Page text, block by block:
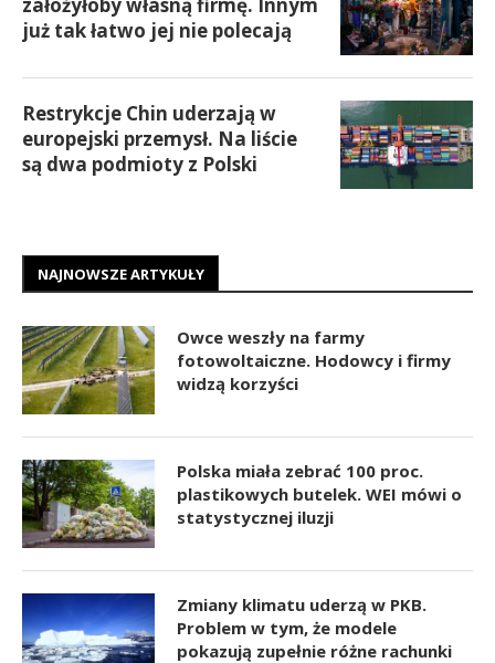
już tak łatwo jej nie polecają
Restrykcje Chin uderzają w
europejski przemysł. Na liście
są dwa podmioty z Polski
NAJNOWSZE ARTYKUŁY
Owce weszły na farmy
fotowoltaiczne. Hodowcy i firmy
widzą korzyści
Polska miała zebrać 100 proc.
plastikowych butelek. WEI mówi o
statystycznej iluzji
Zmiany klimatu uderzą w PKB.
Problem w tym, że modele
pokazują zupełnie różne rachunki